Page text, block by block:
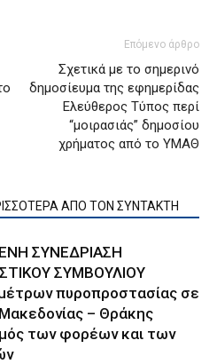
Επόμενο άρθρο
Σχετικά με το σημερινό
δημοσίευμα της εφημερίδας
Ελεύθερος Τύπος περί
“μοιρασιάς” δημοσίου
χρήματος από το ΥΜΑΘ
ΑΠΟ ΤΟΝ ΣΥΝΤΑΚΤΗ
ΣΥΝΕΔΡΙΑΣΗ
ΣΥΜΒΟΥΛΙΟΥ
πυροπροστασίας σε
– Θράκης
των φορέων και των